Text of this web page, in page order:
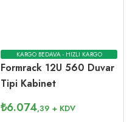
KARGO BEDAVA - HIZLI KARGO
Formrack 12U 560 Duvar
Tipi Kabinet
₺6.074,39 + KDV